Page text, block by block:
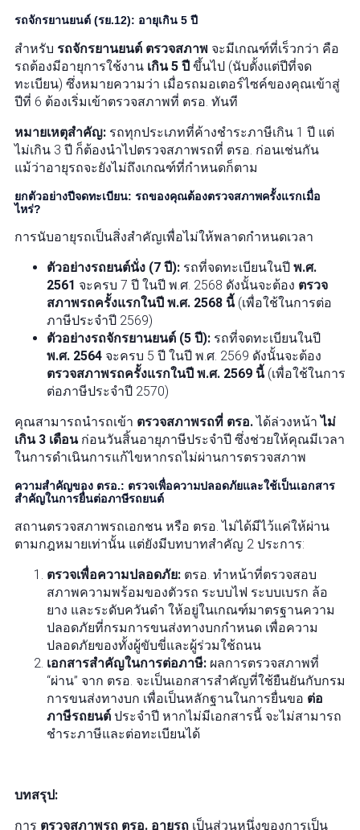
รถจักรยานยนต์ (รย.12): อายุเกิน 5 ปี
สำหรับ รถจักรยานยนต์ ตรวจสภาพ จะมีเกณฑ์ที่เร็วกว่า คือ
รถต้องมีอายุการใช้งาน เกิน 5 ปี ขึ้นไป (นับตั้งแต่ปีที่จด
ทะเบียน) ซึ่งหมายความว่า เมื่อรถมอเตอร์ไซค์ของคุณเข้าสู่
ปีที่ 6 ต้องเริ่มเข้าตรวจสภาพที่ ตรอ. ทันที
หมายเหตุสำคัญ: รถทุกประเภทที่ค้างชำระภาษีเกิน 1 ปี แต่
ไม่เกิน 3 ปี ก็ต้องนำไปตรวจสภาพรถที่ ตรอ. ก่อนเช่นกัน
แม้ว่าอายุรถจะยังไม่ถึงเกณฑ์ที่กำหนดก็ตาม
ยกตัวอย่างปีจดทะเบียน: รถของคุณต้องตรวจสภาพครั้งแรกเมื่อ
ไหร่?
การนับอายุรถเป็นสิ่งสำคัญเพื่อไม่ให้พลาดกำหนดเวลา
ตัวอย่างรถยนต์นั่ง (7 ปี): รถที่จดทะเบียนในปี พ.ศ.
2561 จะครบ 7 ปี ในปี พ.ศ. 2568 ดังนั้นจะต้อง ตรวจ
สภาพรถครั้งแรกในปี พ.ศ. 2568 นี้(เพื่อใช้ในการต่อ
ภาษีประจำปี 2569)
ตัวอย่างรถจักรยานยนต์ (5 ปี): รถที่จดทะเบียนในปี
พ.ศ. 2564 จะครบ 5 ปี ในปี พ.ศ. 2569 ดังนั้นจะต้อง
ตรวจสภาพรถครั้งแรกในปี พ.ศ. 2569 นี้(เพื่อใช้ในการ
ต่อภาษีประจำปี 2570)
คุณสามารถนำรถเข้า ตรวจสภาพรถที่ ตรอ.ได้ล่วงหน้าไม่
เกิน 3 เดือนก่อนวันสิ้นอายุภาษีประจำปี ซึ่งช่วยให้คุณมีเวลา
ในการดำเนินการแก้ไขหากรถไม่ผ่านการตรวจสภาพ
ความสำคัญของ ตรอ.: ตรวจเพื่อความปลอดภัยและใช้เป็นเอกสาร
สำคัญในการยื่นต่อภาษีรถยนต์
สถานตรวจสภาพรถเอกชน หรือ ตรอ. ไม่ได้มีไว้แค่ให้ผ่าน
ตามกฎหมายเท่านั้น แต่ยังมีบทบาทสำคัญ 2 ประการ:
ตรวจเพื่อความปลอดภัย: ตรอ. ทำหน้าที่ตรวจสอบ
สภาพความพร้อมของตัวรถ ระบบไฟ ระบบเบรก ล้อ
ยาง และระดับควันดำ ให้อยู่ในเกณฑ์มาตรฐานความ
ปลอดภัยที่กรมการขนส่งทางบกกำหนด เพื่อความ
ปลอดภัยของทั้งผู้ขับขี่และผู้ร่วมใช้ถนน
เอกสารสำคัญในการต่อภาษี: ผลการตรวจสภาพที่
“ผ่าน” จาก ตรอ. จะเป็นเอกสารสำคัญที่ใช้ยืนยันกับกรม
การขนส่งทางบก เพื่อเป็นหลักฐานในการยื่นขอ ต่อ
ภาษีรถยนต์ ประจำปี หากไม่มีเอกสารนี้ จะไม่สามารถ
ชำระภาษีและต่อทะเบียนได้
บทสรุป:
การ ตรวจสภาพรถ ตรอ. อายุรถ เป็นส่วนหนึ่งของการเป็น